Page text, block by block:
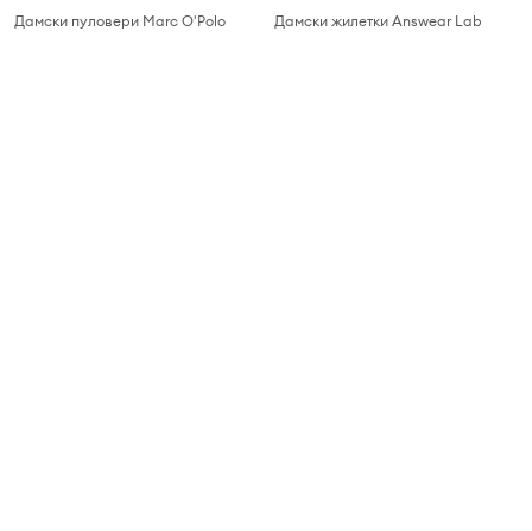
Дамски пуловери Marc O'Polo
Дамски жилетки Answear Lab